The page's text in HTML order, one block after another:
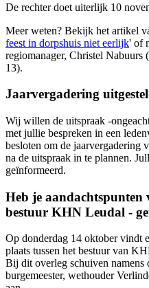
De rechter doet uiterlijk 10
Meer weten? Bekijk het artikel
feest in dorpshuis niet eerlijk' of
regiomanager, Christel Nabuurs (
13).
Jaarvergadering
Wij willen de uitspraak -
met jullie bespreken in een
besloten om de jaarvergadering
na de uitspraak in te plannen.
geïnformeerd.
Heb je aandachtspunten
bestuur KHN Leudal -
Op donderdag 14 oktober vindt
plaats tussen het bestuur van
Bij dit overleg schuiven namens
burgemeester, wethouder